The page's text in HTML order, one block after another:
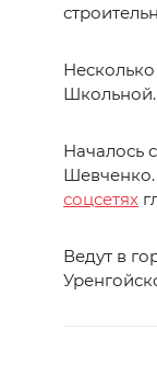
Школьной.
Началось
Шевченко.
соцсетях
Ведут в